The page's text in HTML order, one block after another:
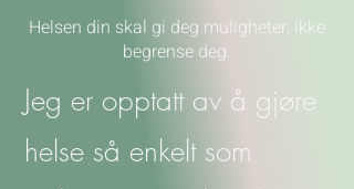
Helsen din skal gi deg muligheter, ikke
begrense deg.
Jeg er opptatt av å gjøre
helse så enkelt som